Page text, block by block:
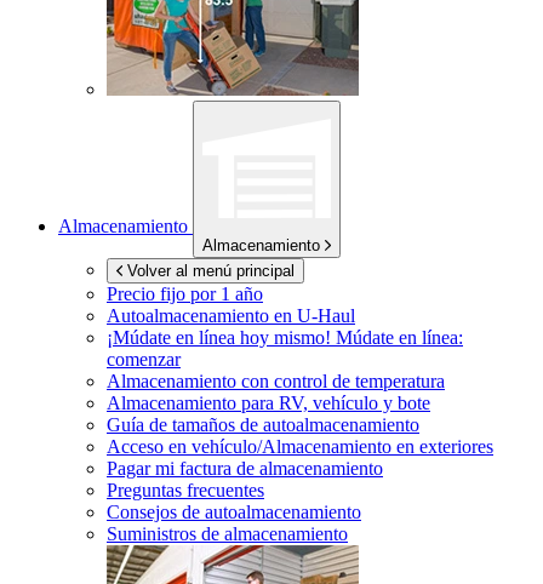
Almacenamiento
Almacenamiento
Volver al menú principal
Precio fijo por 1 año
Autoalmacenamiento en U-Haul
¡Múdate en línea hoy mismo! Múdate en línea:
comenzar
Almacenamiento con control de temperatura
Almacenamiento para RV, vehículo y bote
Guía de tamaños de autoalmacenamiento
Acceso en vehículo/Almacenamiento en exteriores
Pagar mi factura de almacenamiento
Preguntas frecuentes
Consejos de autoalmacenamiento
Suministros de almacenamiento